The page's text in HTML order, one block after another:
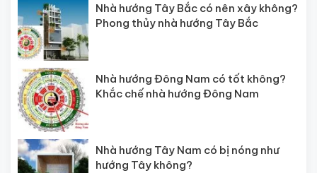
Nhà hướng Tây Bắc có nên xây không?
Phong thủy nhà hướng Tây Bắc
Nhà hướng Đông Nam có tốt không?
Khắc chế nhà hướng Đông Nam
Nhà hướng Tây Nam có bị nóng như
hướng Tây không?